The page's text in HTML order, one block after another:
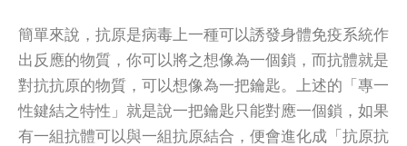
簡單來說，抗原是病毒上一種可以誘發身體免疫系統作
出反應的物質，你可以將之想像為一個鎖，而抗體就是
對抗抗原的物質，可以想像為一把鑰匙。上述的「專一
性鍵結之特性」就是說一把鑰匙只能對應一個鎖，如果
有一組抗體可以與一組抗原結合，便會進化成「抗原抗